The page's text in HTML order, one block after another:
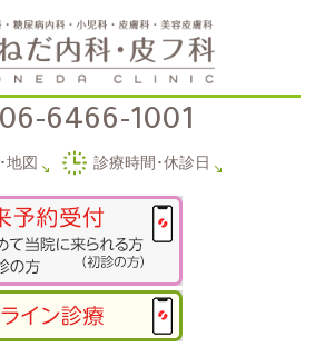
06-6466-1001
地図 診療時間･休診日